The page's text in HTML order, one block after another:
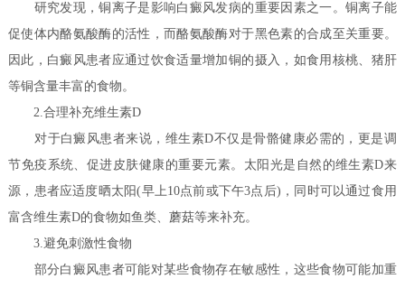
研究发现，铜离子是影响白癜风发病的重要因素之一。铜离子能
促使体内酪氨酸酶的活性，而酪氨酸酶对于黑色素的合成至关重要。
因此，白癜风患者应通过饮食适量增加铜的摄入，如食用核桃、猪肝
等铜含量丰富的食物。
2.合理补充维生素D
对于白癜风患者来说，维生素D不仅是骨骼健康必需的，更是调
节免疫系统、促进皮肤健康的重要元素。太阳光是自然的维生素D来
源，患者应适度晒太阳(早上10点前或下午3点后)，同时可以通过食用
富含维生素D的食物如鱼类、蘑菇等来补充。
3.避免刺激性食物
部分白癜风患者可能对某些食物存在敏感性，这些食物可能加重